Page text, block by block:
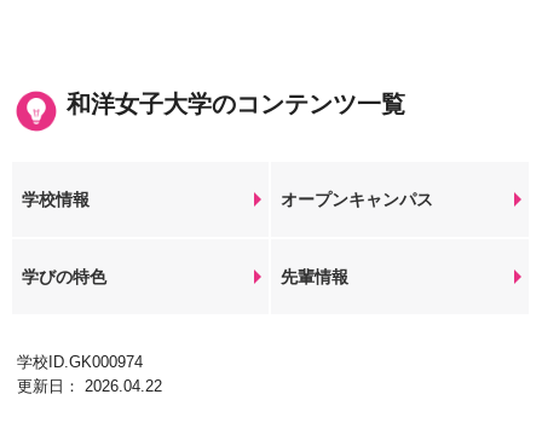
和洋女子大学のコンテンツ一覧
学校情報 オープンキャンパス
学びの特色 先輩情報
学校ID.GK000974
更新日： 2026.04.22